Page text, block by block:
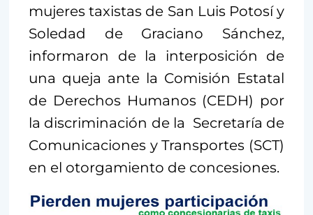
mujeres taxistas de San Luis Potosí y
Soledad de Graciano Sánchez,
informaron de la interposición de
una queja ante la Comisión Estatal
de Derechos Humanos (CEDH) por
la discriminación de la Secretaría de
Comunicaciones y Transportes (SCT)
en el otorgamiento de concesiones.